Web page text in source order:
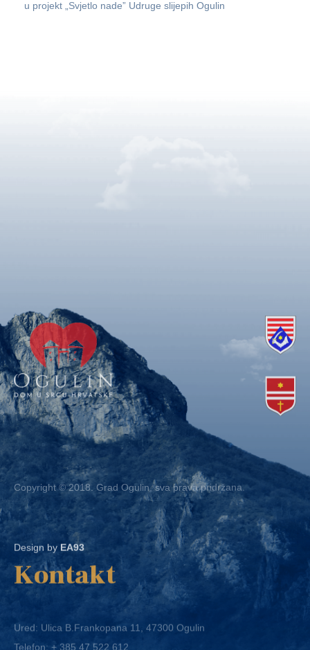
u projekt „Svjetlo nade” Udruge slijepih Ogulin
Copyright © 2018. Grad Ogulin, sva prava pridržana.
Design byEA93
Kontakt
Ured: Ulica B.Frankopana 11, 47300 Ogulin
Telefon:+ 385 47 522 612